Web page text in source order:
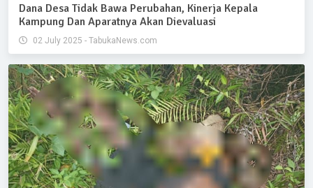
Dana Desa Tidak Bawa Perubahan, Kinerja Kepala
Kampung Dan Aparatnya Akan Dievaluasi
02 July 2025 - TabukaNews.com